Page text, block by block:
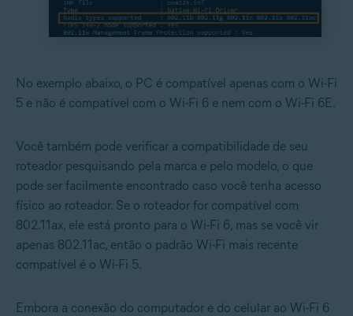
No exemplo abaixo, o PC é compatível apenas com o Wi-Fi
5 e não é compatível com o Wi-Fi 6 e nem com o Wi-Fi 6E.
Você também pode verificar a compatibilidade de seu
roteador pesquisando pela marca e pelo modelo, o que
pode ser facilmente encontrado caso você tenha acesso
físico ao roteador. Se o roteador for compatível com
802.11ax, ele está pronto para o Wi-Fi 6, mas se você vir
apenas 802.11ac, então o padrão Wi-Fi mais recente
compatível é o Wi-Fi 5.
Embora a conexão do computador e do celular ao Wi-Fi 6